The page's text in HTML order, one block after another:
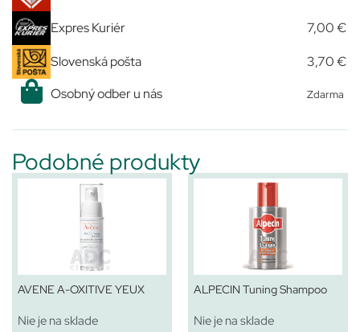
Expres Kuriér 7,00 €
Slovenská pošta
3,70 €
Osobný odber u nás
Zdarma
Podobné produkty
AVENE A-OXITIVE YEUX
Nie je na sklade
ALPECIN Tuning Shampoo
Nie je na sklade